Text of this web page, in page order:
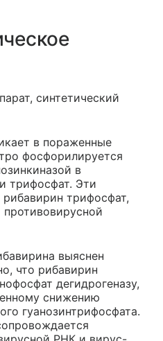
синтетический
в пораженные
фосфорилируется
в
трифосфат. Эти
трифосфат,
выяснен
что рибавирин
дегидрогеназу,
снижению
гуанозинтрифосфата.